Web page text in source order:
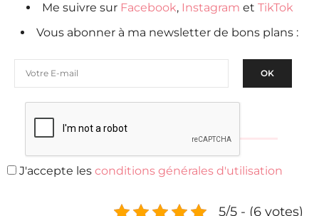
Me suivre sur Facebook, Instagram et TikTok
Vous abonner à ma newsletter de bons plans :
J'accepte les conditions générales d'utilisation
5/5 - (6 votes)